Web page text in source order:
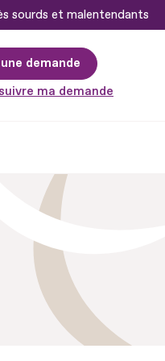
sourds et malentendants
demande
ma demande